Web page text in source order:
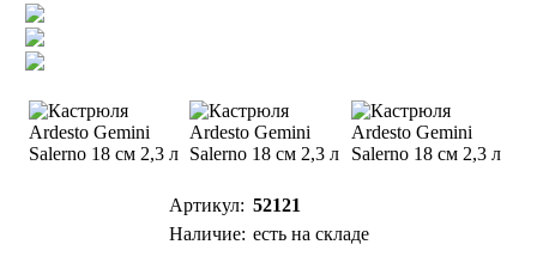
Артикул: 52121
Наличие: есть на складе